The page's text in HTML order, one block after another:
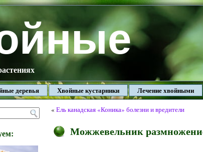
деревья Хвойные кустарники Лечение хвойными
« Ель канадская «Коника» болезни и вредители
Можжевельник